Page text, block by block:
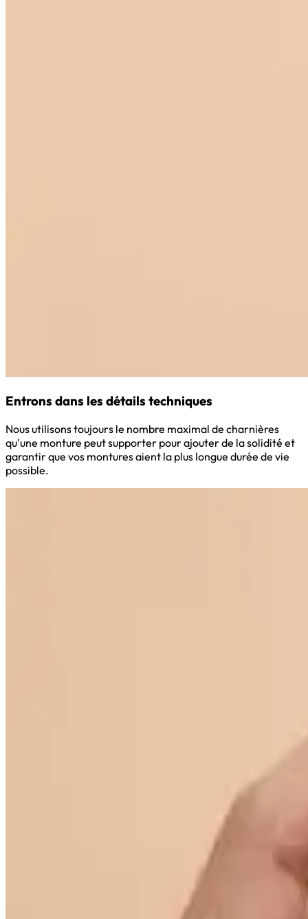
Entrons dans les détails techniques
Nous utilisons toujours le nombre maximal de charnières
qu'une monture peut supporter pour ajouter de la solidité et
garantir que vos montures aient la plus longue durée de vie
possible.